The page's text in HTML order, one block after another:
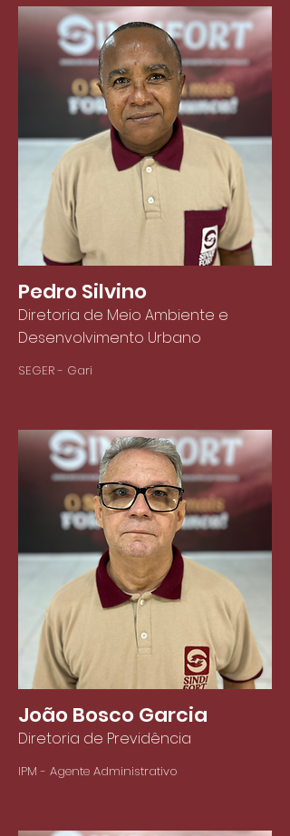
Pedro Silvino
Diretoria de Meio Ambiente e
Desenvolvimento Urbano
SEGER - Gari
João Bosco Garcia
Diretoria de Previdência
IPM - Agente Administrativo